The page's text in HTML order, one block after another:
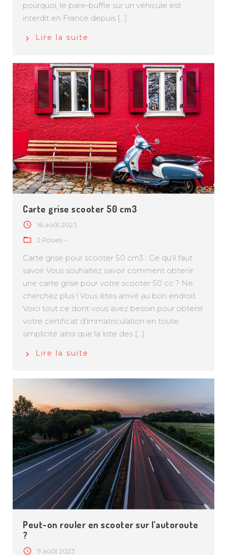
pourquoi, le pare-buffle sur un véhicule est
interdit en France depuis [...]
Lire la suite
Carte grise scooter 50 cm3
16 août 2023
2 Roues
Carte grise pour scooter 50 cm3 : Ce qu'il faut
savoir Vous souhaitez savoir comment obtenir
une carte grise pour votre scooter 50 cc ? Ne
cherchez plus ! Vous êtes arrivé au bon endroit.
Voici tout ce dont vous avez besoin pour obtenir
votre certificat d'immatriculation en toute
simplicité ainsi que la liste des [...]
Lire la suite
Peut-on rouler en scooter sur l’autoroute
?
9 août 2023